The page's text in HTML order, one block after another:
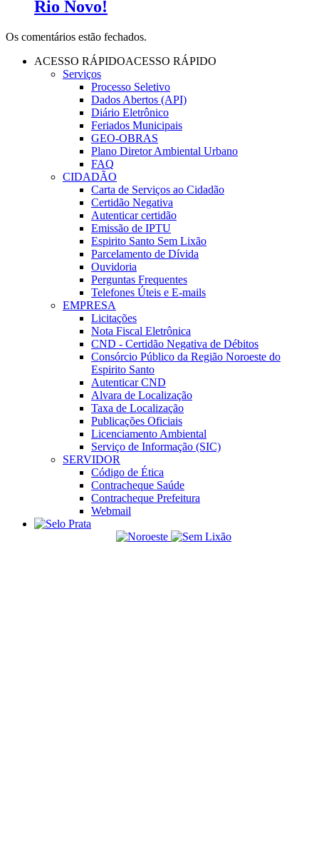
Rio Novo!
Os comentários estão fechados.
ACESSO RÁPIDOACESSO RÁPIDO
Serviços
Processo Seletivo
Dados Abertos (API)
Diário Eletrônico
Feriados Municipais
GEO-OBRAS
Plano Diretor Ambiental Urbano
FAQ
CIDADÃO
Carta de Serviços ao Cidadão
Certidão Negativa
Autenticar certidão
Emissão de IPTU
Espirito Santo Sem Lixão
Parcelamento de Dívida
Ouvidoria
Perguntas Frequentes
Telefones Úteis e E-mails
EMPRESA
Licitações
Nota Fiscal Eletrônica
CND - Certidão Negativa de Débitos
Consórcio Público da Região Noroeste do
Espirito Santo
Autenticar CND
Alvara de Localização
Taxa de Localização
Publicações Oficiais
Licenciamento Ambiental
Serviço de Informação (SIC)
SERVIDOR
Código de Ética
Contracheque Saúde
Contracheque Prefeitura
Webmail